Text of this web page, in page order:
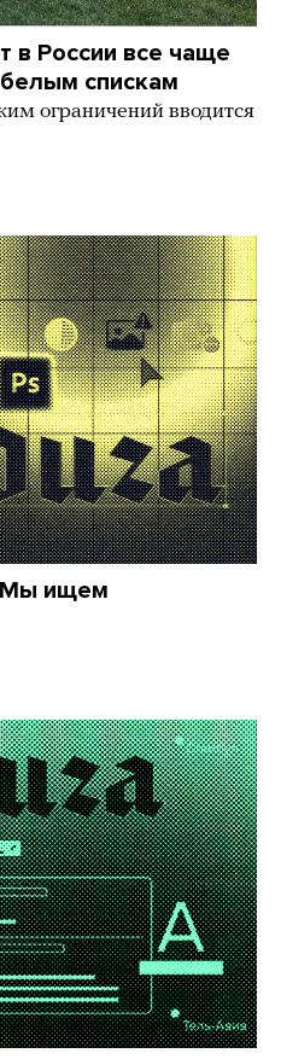
в России все чаще
спискам
ограничений вводится
Мы ищем